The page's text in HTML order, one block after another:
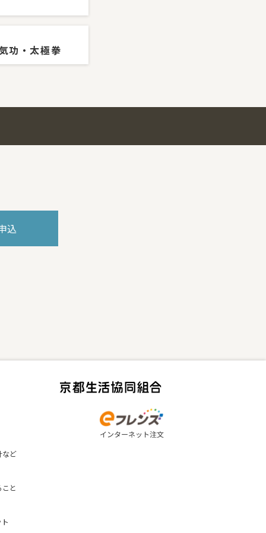
功・太極拳
込
など
と